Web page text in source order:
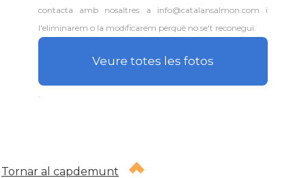
contacta amb nosaltres a info@catalansalmon.com i
l'eliminarem o la modificarem perquè no se't reconegui.
Veure totes les fotos
Tornar al capdemunt